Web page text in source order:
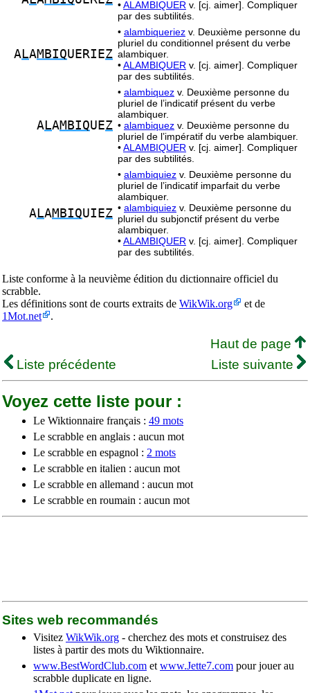
•ALAMBIQUER v. [cj. aimer]. Compliquer
par des subtilités.
ALAMBIQUERIEZ
• alambiqueriez v. Deuxième personne du
pluriel du conditionnel présent du verbe
alambiquer.
•ALAMBIQUER v. [cj. aimer]. Compliquer
par des subtilités.
ALAMBIQUEZ
• alambiquez v. Deuxième personne du
pluriel de l’indicatif présent du verbe
alambiquer.
• alambiquez v. Deuxième personne du
pluriel de l’impératif du verbe alambiquer.
•ALAMBIQUER v. [cj. aimer]. Compliquer
par des subtilités.
ALAMBIQUIEZ
• alambiquiez v. Deuxième personne du
pluriel de l’indicatif imparfait du verbe
alambiquer.
• alambiquiez v. Deuxième personne du
pluriel du subjonctif présent du verbe
alambiquer.
•ALAMBIQUER v. [cj. aimer]. Compliquer
par des subtilités.
Liste conforme à la neuvième édition du dictionnaire officiel du
scrabble.
Les définitions sont de courts extraits de WikWik.org
et de
1Mot.net
.
Haut de page
Liste précédente
Liste suivante
Voyez cette liste pour :
Le Wiktionnaire français : 49 mots
Le scrabble en anglais : aucun mot
Le scrabble en espagnol : 2 mots
Le scrabble en italien : aucun mot
Le scrabble en allemand : aucun mot
Le scrabble en roumain : aucun mot
Sites web recommandés
Visitez WikWik.org - cherchez des mots et construisez des
listes à partir des mots du Wiktionnaire.
www.BestWordClub.com et www.Jette7.com pour jouer au
scrabble duplicate en ligne.